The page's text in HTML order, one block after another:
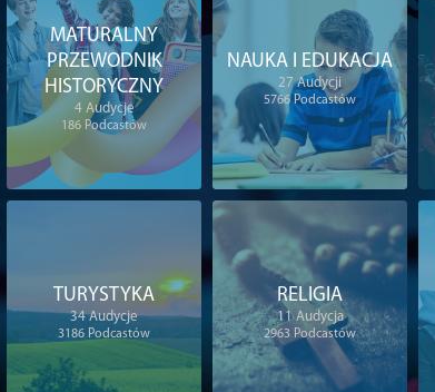
MATURALNY
PRZEWODNIK
HISTORYCZNY
4 Audycje
186 Podcastów
NAUKA I EDUKACJA
27 Audycji
5766Podcastów
TURYSTYKA
34 Audycje
3186 Podcastów
RELIGIA
11 Audycja
2963 Podcastów